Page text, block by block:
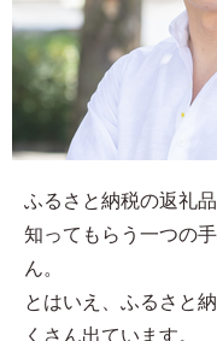
ふるさと納税の返礼
知ってもらう一つの
ん。
とはいえ、ふるさと
くさん出ています。